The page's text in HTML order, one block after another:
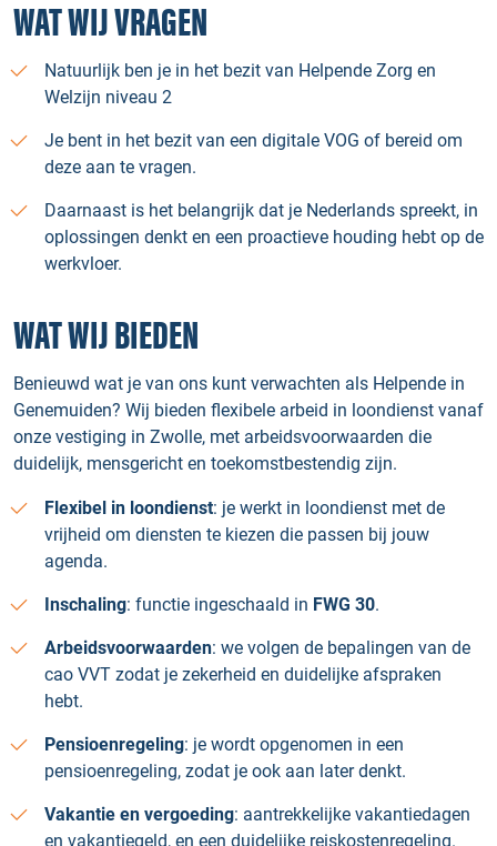
WAT WIJ VRAGEN
Natuurlijk ben je in het bezit van Helpende Zorg en
Welzijn niveau 2
Je bent in het bezit van een digitale VOG of bereid om
deze aan te vragen.
Daarnaast is het belangrijk dat je Nederlands spreekt, in
oplossingen denkt en een proactieve houding hebt op de
werkvloer.
WAT WIJ BIEDEN
Benieuwd wat je van ons kunt verwachten als Helpende in
Genemuiden? Wij bieden flexibele arbeid in loondienst vanaf
onze vestiging in Zwolle, met arbeidsvoorwaarden die
duidelijk, mensgericht en toekomstbestendig zijn.
Flexibel in loondienst: je werkt in loondienst met de
vrijheid om diensten te kiezen die passen bij jouw
agenda.
Inschaling: functie ingeschaald in FWG 30.
Arbeidsvoorwaarden: we volgen de bepalingen van de
cao VVT zodat je zekerheid en duidelijke afspraken
hebt.
Pensioenregeling: je wordt opgenomen in een
pensioenregeling, zodat je ook aan later denkt.
Vakantie en vergoeding: aantrekkelijke vakantiedagen
en vakantiegeld, en een duidelijke reiskostenregeling.